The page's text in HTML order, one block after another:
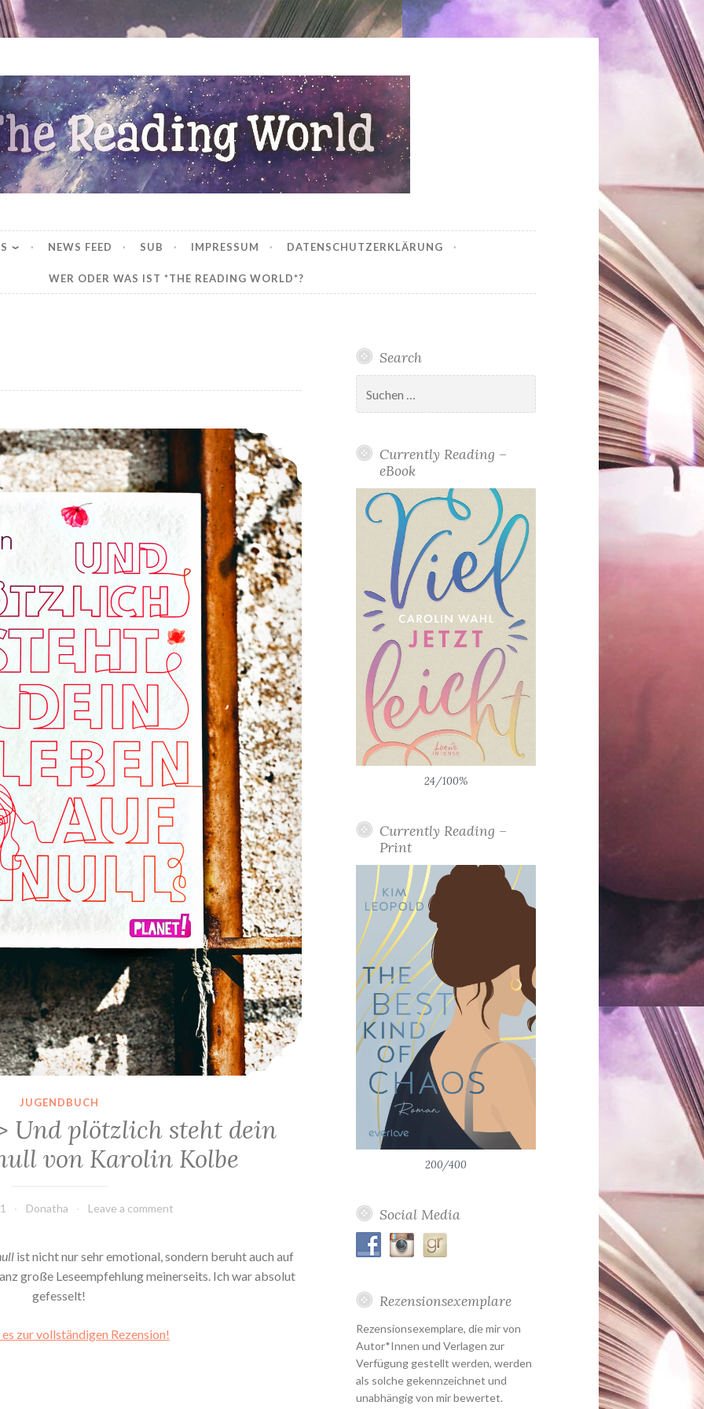
World
NEWS FEED SUB IMPRESSUM DATENSCHUTZERKLÄRUNG
WER ODER WAS IST *THE READING WORLD*?
*Rezension* -> Und plötzlich steht dein Leben auf null von Karolin Kolbe
JUGENDBUCH
Und plötzlich steht dein
von Karolin Kolbe
Donatha Leave a comment
ist nicht nur sehr emotional, sondern beruht auch auf
große Leseempfehlung meinerseits. Ich war absolut
gefesselt!
zur vollständigen Rezension!
Search
nach:
Currently Reading –
eBook
24/100%
Currently Reading –
Print
200/400
Social Media
Rezensionsexemplare
Rezensionsexemplare, die mir von
Autor*Innen und Verlagen zur
Verfügung gestellt werden, werden
als solche gekennzeichnet und
unabhängig von mir bewertet.